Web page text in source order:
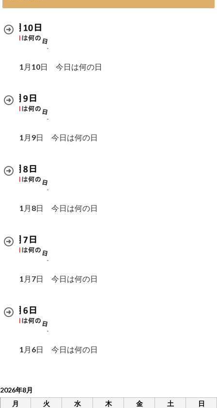
1月10日 今日は何の日
1月9日 今日は何の日
1月8日 今日は何の日
1月7日 今日は何の日
1月6日 今日は何の日
2026年8月
月
火 水 木 金 土 日